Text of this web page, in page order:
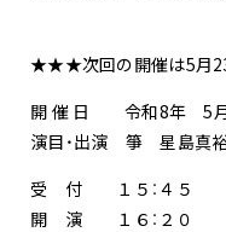
★★★次回の開催は5月
開 催 日 令和8年 5月
演目・出演 箏 星島真
受 付 １５：４５
開 演 １６：２０